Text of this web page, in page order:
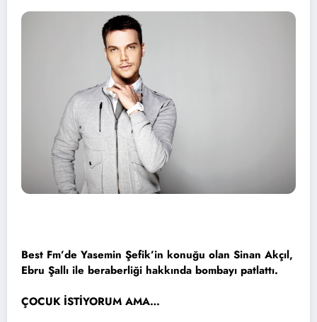
Best Fm’de Yasemin Şefik’in konuğu olan Sinan Akçıl,
Ebru Şallı ile beraberliği hakkında bombayı patlattı.
ÇOCUK İSTİYORUM AMA…